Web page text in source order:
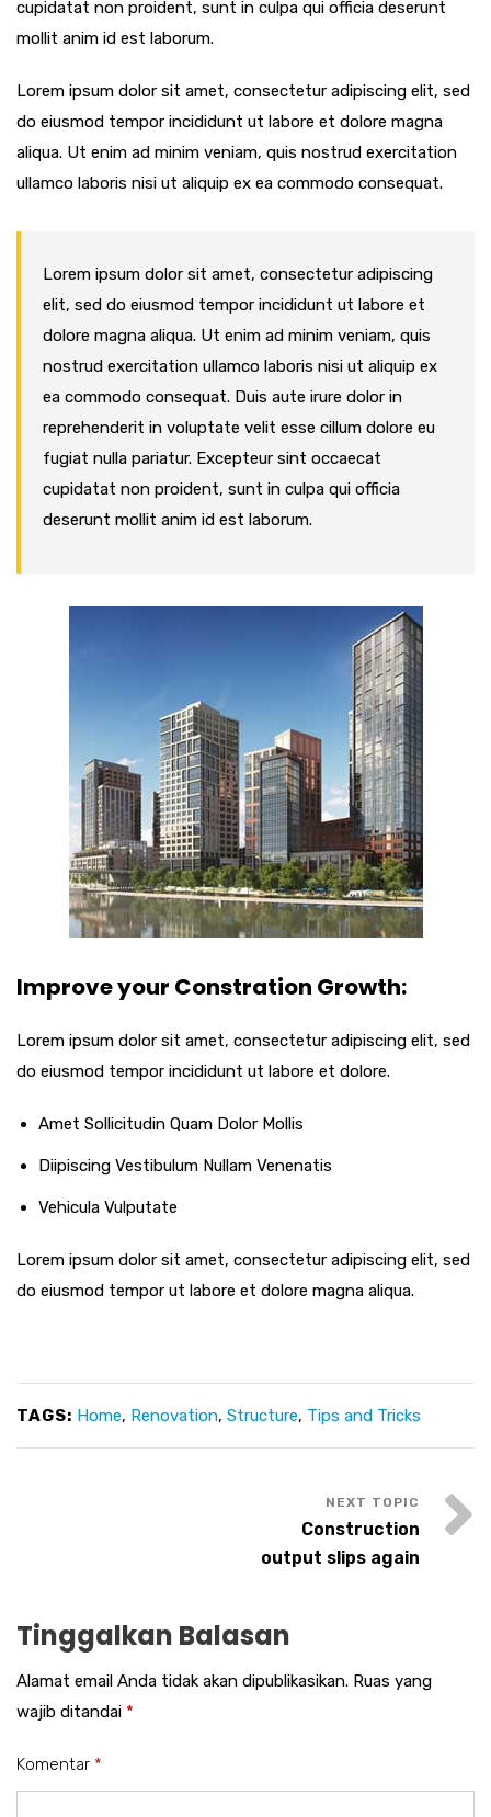
cupidatat non proident, sunt in culpa qui officia deserunt
mollit anim id est laborum.
Lorem ipsum dolor sit amet, consectetur adipiscing elit, sed
do eiusmod tempor incididunt ut labore et dolore magna
aliqua. Ut enim ad minim veniam, quis nostrud exercitation
ullamco laboris nisi ut aliquip ex ea commodo consequat.
Lorem ipsum dolor sit amet, consectetur adipiscing
elit, sed do eiusmod tempor incididunt ut labore et
dolore magna aliqua. Ut enim ad minim veniam, quis
nostrud exercitation ullamco laboris nisi ut aliquip ex
ea commodo consequat. Duis aute irure dolor in
reprehenderit in voluptate velit esse cillum dolore eu
fugiat nulla pariatur. Excepteur sint occaecat
cupidatat non proident, sunt in culpa qui officia
deserunt mollit anim id est laborum.
Improve your Constration Growth:
Lorem ipsum dolor sit amet, consectetur adipiscing elit, sed
do eiusmod tempor incididunt ut labore et dolore.
Amet Sollicitudin Quam Dolor Mollis
Diipiscing Vestibulum Nullam Venenatis
Vehicula Vulputate
Lorem ipsum dolor sit amet, consectetur adipiscing elit, sed
do eiusmod tempor ut labore et dolore magna aliqua.
TAGS: Home, Renovation, Structure, Tips and Tricks
Construction
output slips again
Tinggalkan Balasan
Alamat email Anda tidak akan dipublikasikan. Ruas yang
wajib ditandai *
Komentar *